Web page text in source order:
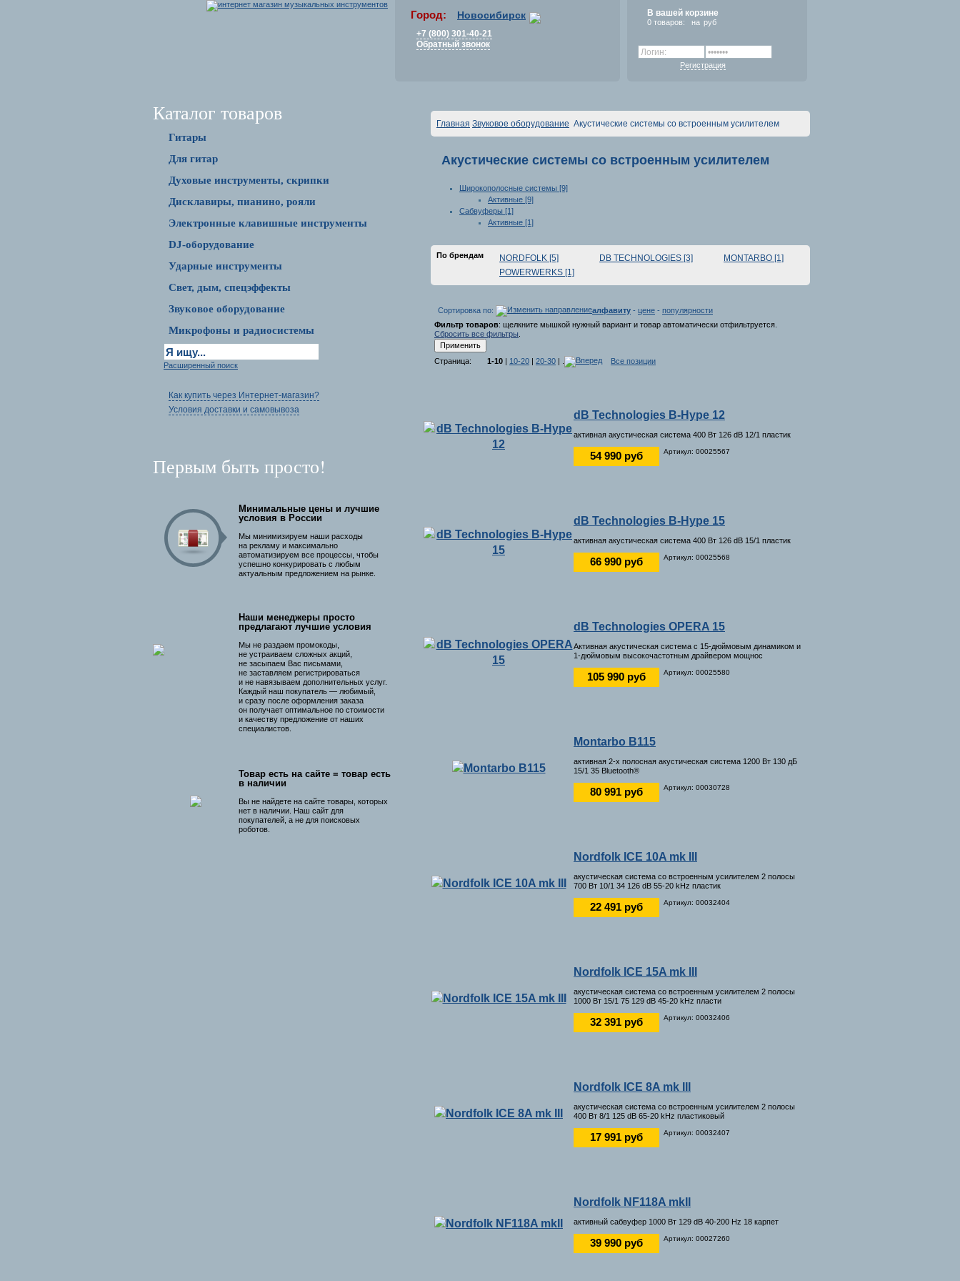
Город: Новосибирск
+7 (800) 301-40-21
Обратный звонок
В вашей корзине
0 товаров: на руб
Регистрация
Каталог товаров
Гитары
Для гитар
Духовые инструменты, скрипки
Дисклавиры, пианино, рояли
Электронные клавишные инструменты
DJ-оборудование
Ударные инструменты
Свет, дым, спецэффекты
Звуковое оборудование
Микрофоны и радиосистемы
Расширенный поиск
Как купить через Интернет-магазин?
Условия доставки и самовывоза
Первым быть просто!
Минимальные цены и лучшие
условия в России
Мы минимизируем наши расходы
на рекламу и максимально
автоматизируем все процессы, чтобы
успешно конкурировать с любым
актуальным предложением на рынке.
Наши менеджеры просто
предлагают лучшие условия
Мы не раздаем промокоды,
не устраиваем сложных акций,
не засыпаем Вас письмами,
не заставляем регистрироваться
и не навязываем дополнительных услуг.
Каждый наш покупатель — любимый,
и сразу после оформления заказа
он получает оптимальное по стоимости
и качеству предложение от наших
специалистов.
Товар есть на сайте = товар есть
в наличии
Вы не найдете на сайте товары, которых
нет в наличии. Наш сайт для
покупателей, а не для поисковых
роботов.
Главная Звуковое оборудование Акустические системы со встроенным усилителем
Акустические системы со встроенным усилителем
Широкополосные системы [9]
Активные [9]
Сабвуферы [1]
Активные [1]
По брендам NORDFOLK [5] DB TECHNOLOGIES [3]
MONTARBO [1]
POWERWERKS [1]
Сортировка по: алфавиту - цене - популярности
Фильтр товаров: щелкните мышкой нужный вариант и товар автоматически отфильтруется.
Сбросить все фильтры
Страница: 1-10 | 10-20 | 20-30 | . Все позиции
dB Technologies B-Hype 12
активная акустическая система 400 Вт 126 dB 12/1 пластик
54 990 руб Артикул: 00025567
dB Technologies B-Hype 15
активная акустическая система 400 Вт 126 dB 15/1 пластик
66 990 руб Артикул: 00025568
dB Technologies OPERA 15
Активная акустическая система с 15-дюймовым динамиком и
1-дюймовым высокочастотным драйвером мощнос
105 990 руб Артикул: 00025580
Montarbo B115
активная 2-х полосная акустическая система 1200 Вт 130 дБ
15/1 35 Bluetooth®
80 991 руб Артикул: 00030728
Nordfolk ICE 10A mk III
акустическая система со встроенным усилителем 2 полосы
700 Вт 10/1 34 126 dB 55-20 kHz пластик
22 491 руб Артикул: 00032404
Nordfolk ICE 15A mk III
акустическая система со встроенным усилителем 2 полосы
1000 Вт 15/1 75 129 dB 45-20 kHz пласти
32 391 руб Артикул: 00032406
Nordfolk ICE 8A mk III
акустическая система со встроенным усилителем 2 полосы
400 Вт 8/1 125 dB 65-20 kHz пластиковый
17 991 руб Артикул: 00032407
Nordfolk NF118A mkII
активный сабвуфер 1000 Вт 129 dB 40-200 Hz 18 карпет
39 990 руб Артикул: 00027260